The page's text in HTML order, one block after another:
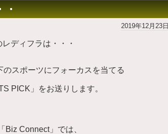
・
2019年12月23日
ディフラは・・・
のスポーツにフォーカスを当てる
PICK」をお送りします。
Biz Connect」では、